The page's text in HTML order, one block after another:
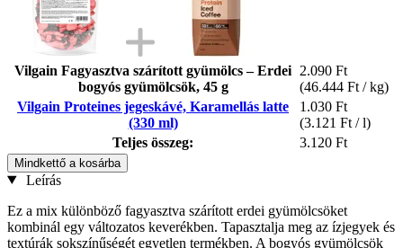
Vilgain Fagyasztva szárított gyümölcs – Erdei
bogyós gyümölcsök, 45 g
2.090 Ft
(46.444 Ft / kg)
Vilgain Proteines jegeskávé, Karamellás latte
(330 ml)
1.030 Ft
(3.121 Ft / l)
Teljes összeg:
3.120 Ft
Mindkettő a kosárba
Leírás
Ez a mix különböző fagyasztva szárított erdei gyümölcsöket
kombinál egy változatos keverékben. Tapasztalja meg az ízjegyek és
textúrák sokszínűségét egyetlen termékben. A bogyós gyümölcsök